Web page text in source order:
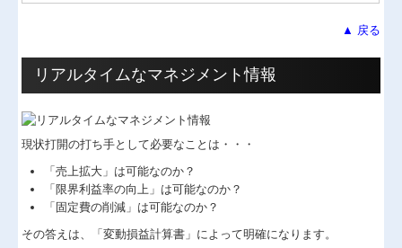
▲ 戻る
リアルタイムなマネジメント情報
現状打開の打ち手として必要なことは・・・
「売上拡大」は可能なのか？
「限界利益率の向上」は可能なのか？
「固定費の削減」は可能なのか？
その答えは、「変動損益計算書」によって明確になります。